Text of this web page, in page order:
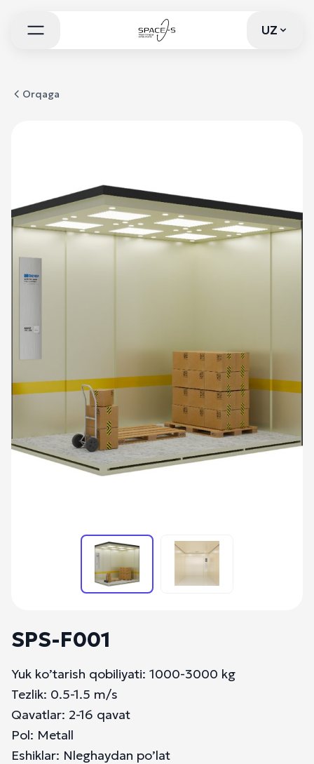
UZ
UZ
Orqaga
SPS-F001
Yuk ko’tarish qobiliyati: 1000-3000 kg
Tezlik: 0.5-1.5 m/s
Qavatlar: 2-16 qavat
Pol: Metall
Eshiklar: Nleghaydan po’lat